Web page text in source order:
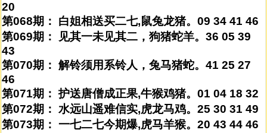
20
第068期： 白姐相送买二七,鼠兔龙猪。09 34 41 46
第069期： 见其一未见其二，狗猪蛇羊。36 05 39
43
第070期： 解铃须用系铃人，兔马猪蛇。41 25 27
46
第071期： 护送唐僧成正果,牛猴鸡猪。01 04 18 32
第072期： 水远山遥难信实,虎龙马鸡。25 30 31 49
第073期： 一七二七今期爆,虎马羊猴。20 43 44 46